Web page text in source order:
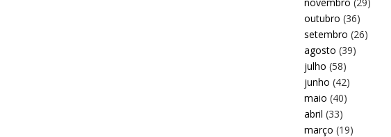
outubro (36)
setembro (26)
agosto (39)
julho (58)
junho (42)
maio (40)
abril (33)
março (19)